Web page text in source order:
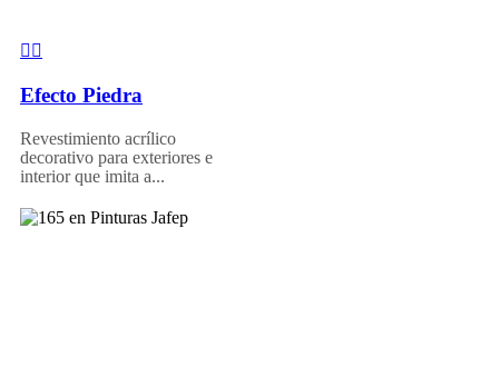
Efecto Piedra
Revestimiento acrílico
decorativo para exteriores e
interior que imita a...